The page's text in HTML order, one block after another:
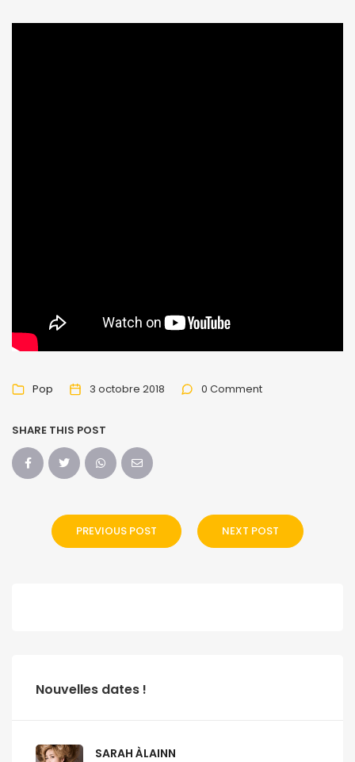
Pop 3 octobre 2018 0 Comment
SHARE THIS POST
PREVIOUS POST NEXT POST
Nouvelles dates !
SARAH ÀLAINN